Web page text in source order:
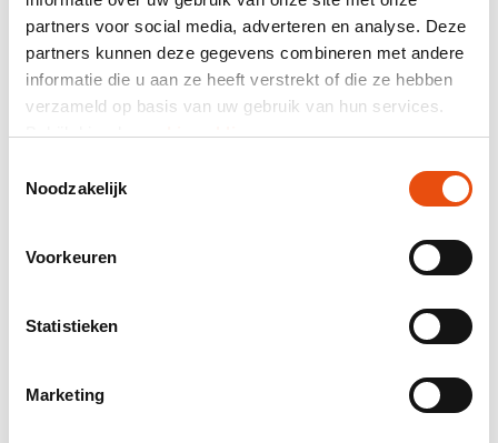
partners voor social media, adverteren en analyse. Deze
partners kunnen deze gegevens combineren met andere
informatie die u aan ze heeft verstrekt of die ze hebben
verzameld op basis van uw gebruik van hun services.
Bekijk hier decookiemelding.
Noodzakelijk
Voorkeuren
Statistieken
Marketing
Samenvatting
464 klantreviews
Totaal prijs
Productnummer:
Gratis verzending vanaf € 150,- excl. BTW
Hulp en advies door onze grafische studio